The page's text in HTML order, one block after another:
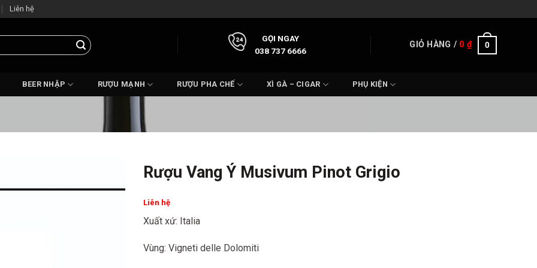
Liên hệ
GỌI NGAY
038 737 6666
GIỎ HÀNG / 0₫ 0
BEER NHẬP RƯỢU MẠNH RƯỢU PHA CHẾ XÌ GÀ – CIGAR PHỤ KIỆN
Rượu Vang Ý Musivum Pinot Grigio
Liên hệ
Xuất xứ: Italia
Vùng: Vigneti delle Dolomiti